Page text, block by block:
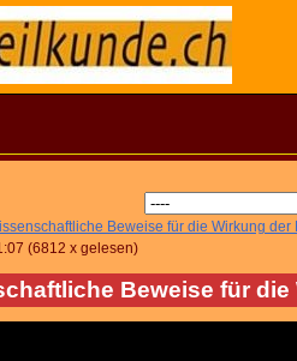
Beweise für die Wirkung
(6812 x gelesen)
Beweise für